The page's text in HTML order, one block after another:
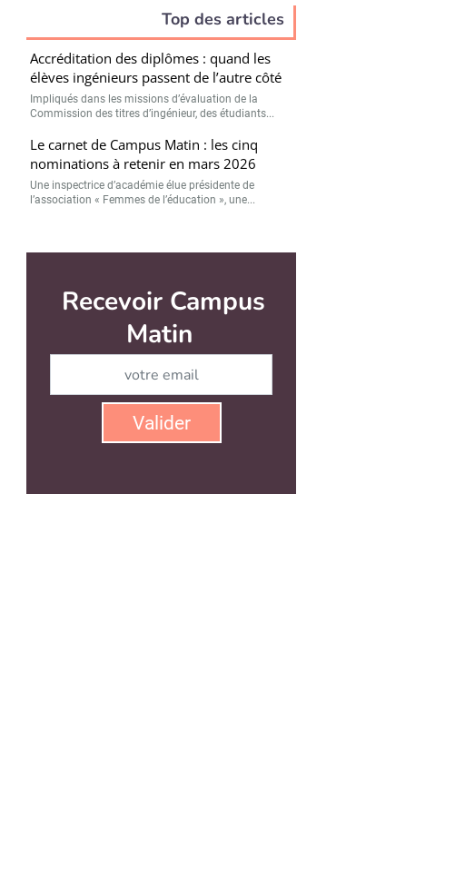
Top des articles
Accréditation des diplômes : quand les
élèves ingénieurs passent de l’autre côté
Impliqués dans les missions d’évaluation de la
Commission des titres d’ingénieur, des étudiants...
Le carnet de Campus Matin : les cinq
nominations à retenir en mars 2026
Une inspectrice d’académie élue présidente de
l’association « Femmes de l’éducation », une...